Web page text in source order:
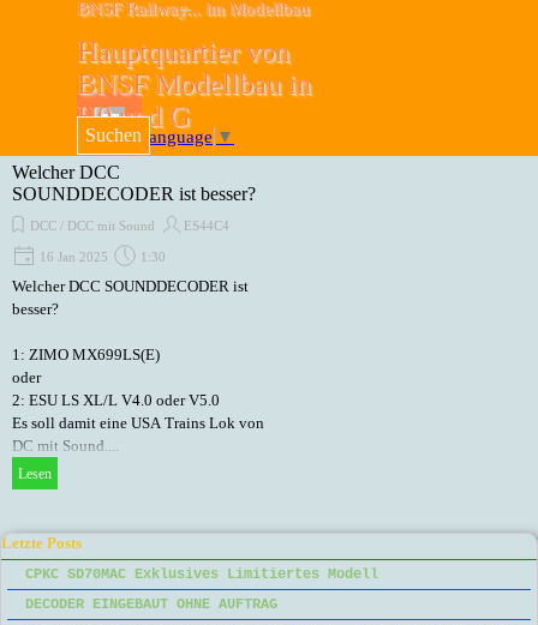
Direkt zum Seiteninhalt
BNSF Railway... im Modellbau
Menü überspringen
Hauptquartier von
BNSF Modellbau in
H0 und G
Select Language ▼
Suchen
--
Welcher DCC
SOUNDDECODER ist besser?
DCC / DCC mit Sound ES44C4
16 Jan 2025 1:30
Welcher DCC SOUNDDECODER ist
besser?
1: ZIMO MX699LS(E)
oder
2: ESU LS XL/L V4.0 oder V5.0
Es soll damit eine USA Trains Lok von
DC mit Sound....
Lesen
Block überspringen Letzte Posts
Letzte Posts
CPKC SD70MAC Exklusives Limitiertes Modell
DECODER EINGEBAUT OHNE AUFTRAG